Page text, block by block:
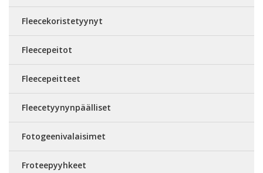
Fleecekoristetyynyt
Fleecepeitot
Fleecepeitteet
Fleecetyynynpäälliset
Fotogeenivalaisimet
Froteepyyhkeet